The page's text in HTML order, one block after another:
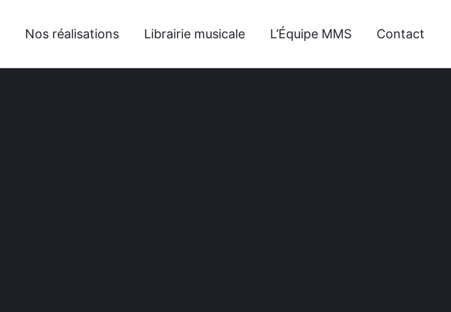
Nos réalisations Librairie musicale L’Équipe MMS Contact